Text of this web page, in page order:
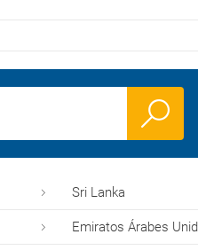
Sri Lanka
Emiratos Árabes